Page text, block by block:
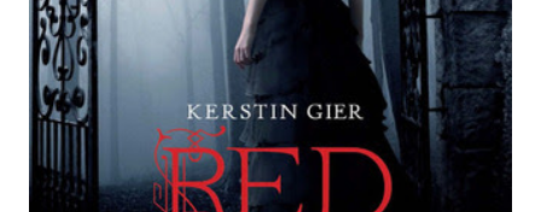
Fatto sta che nella realtà i ragazzi con i capelli così
sembrano degli scappati di casa. Ah, poi ci sono le ciocche
ribelli. Che monelli, che trasgry. Oppure tutti i personaggi
dei libri sono dei grandi lettori, fatto sta che io non ho mai
trovato una scena in ...